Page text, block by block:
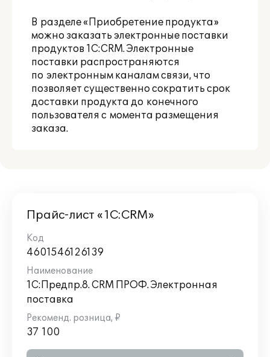
В разделе «Приобретение продукта»
можно заказать электронные поставки
продуктов 1С:CRM. Электронные
поставки распространяются
по электронным каналам связи, что
позволяет существенно сократить срок
доставки продукта до конечного
пользователя с момента размещения
заказа.
Прайс-лист «1С:CRM»
4601546126139
1С:Предпр.8. CRM ПРОФ. Электронная
поставка
37 100